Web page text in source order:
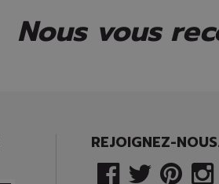
Nous vous
REJOIGNEZ-NOUS.